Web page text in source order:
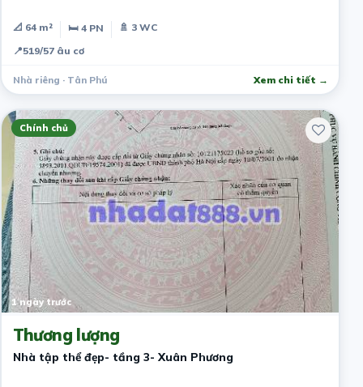
📐 64 m² 🛏 4 PN
🚿 3 WC
📍519/57 âu cơ
Nhà riêng · Tân Phú Xem chi tiết →
Chính chủ
1 ngày trước
Thương lượng
Nhà tập thể đẹp- tầng 3- Xuân Phương